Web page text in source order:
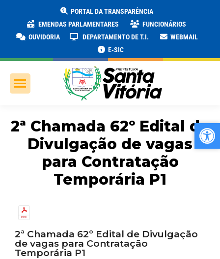
PORTAL DA TRANSPARÊNCIA
EMENDAS PARLAMENTARES
FUNCIONÁRIOS
OUVIDORIA
DEPARTAMENTO DE T.I.
WEBMAIL
E-SIC
2ª Chamada 62º Edital de
Divulgação de vagas
para Contratação
Temporária P1
2ª Chamada 62º Edital de Divulgação
de vagas para Contratação
Temporária P1